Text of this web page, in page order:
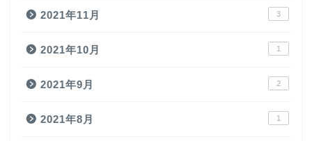
2021年11月 3
2021年10月 1
2021年9月 2
2021年8月 1